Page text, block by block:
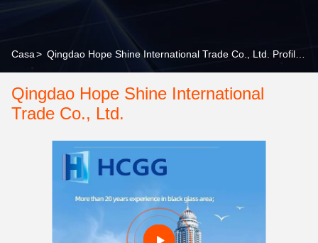
Casa>
Qingdao Hope Shine International
Trade Co., Ltd.